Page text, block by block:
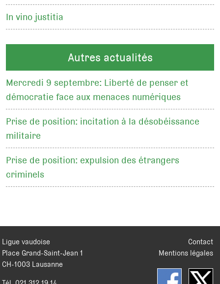
In vino justitia
Autres actualités
Mercredi 9 septembre: Liberté de penser et
démocratie face aux menaces numériques
Prise de position: incitation à la désobéissance
militaire
Prise de position: expulsion des étrangers
criminels
Contact
Mentions légales
Ligue vaudoise
Place Grand-Saint-Jean 1
CH-1003 Lausanne